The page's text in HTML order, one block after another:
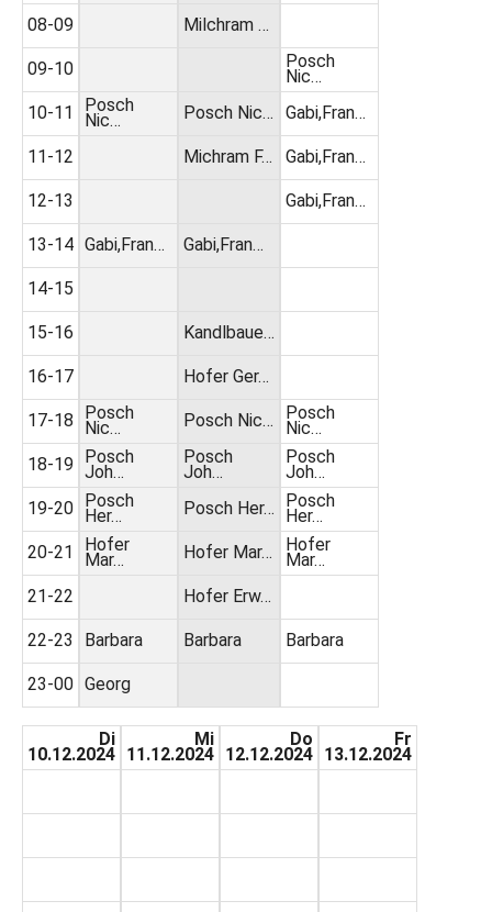
08-09
09-10
10-11
11-12
12-13
13-14
14-15
15-16
16-17
17-18
18-19
19-20
20-21
21-22
22-23
23-00
Posch
Nic…
Gabi,Fran…
Posch
Nic…
Posch
Joh…
Posch
Her…
Hofer
Mar…
Barbara
Georg
Milchram …
Posch Nic…
Michram F…
Gabi,Fran…
Kandlbaue…
Hofer Ger…
Posch Nic…
Posch
Joh…
Posch Her…
Hofer Mar…
Hofer Erw…
Barbara
Posch
Nic…
Gabi,Fran…
Gabi,Fran…
Gabi,Fran…
Posch
Nic…
Posch
Joh…
Posch
Her…
Hofer
Mar…
Barbara
Di
10.12.2024
Mi
11.12.2024
Do
12.12.2024
Fr
13.12.2024